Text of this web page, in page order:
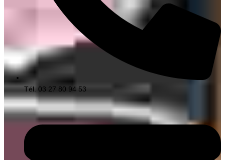
Tél. 03 27 80 94 53